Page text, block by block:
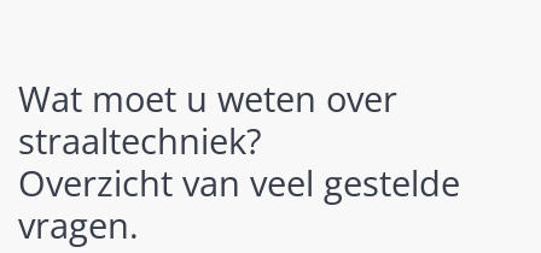
Wat moet u weten over
straaltechniek?
Overzicht van veel gestelde
vragen.